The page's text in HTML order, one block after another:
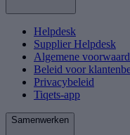
Helpdesk
Supplier Helpdesk
Algemene
Beleid voor
Privacybeleid
Tiqets-app
Samenwerken